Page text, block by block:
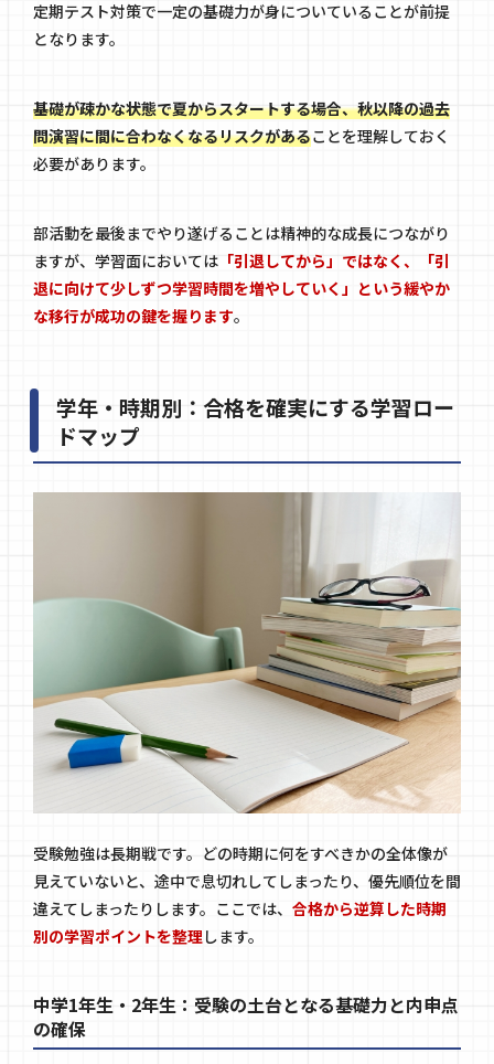
定期テスト対策で一定の基礎力が身についていることが前提
となります。
基礎が疎かな状態で夏からスタートする場合、秋以降の過去
問演習に間に合わなくなるリスクがあることを理解しておく
必要があります。
部活動を最後までやり遂げることは精神的な成長につながり
ますが、学習面においては 「引退してから」ではなく、「引
退に向けて少しずつ学習時間を増やしていく」という緩やか
な移行が成功の鍵を握ります。
学年・時期別：合格を確実にする学習ロー
ドマップ
受験勉強は長期戦です。どの時期に何をすべきかの全体像が
見えていないと、途中で息切れしてしまったり、優先順位を間
違えてしまったりします。ここでは、 合格から逆算した時期
別の学習ポイントを整理 します。
中学1年生・2年生：受験の土台となる基礎力と内申点
の確保